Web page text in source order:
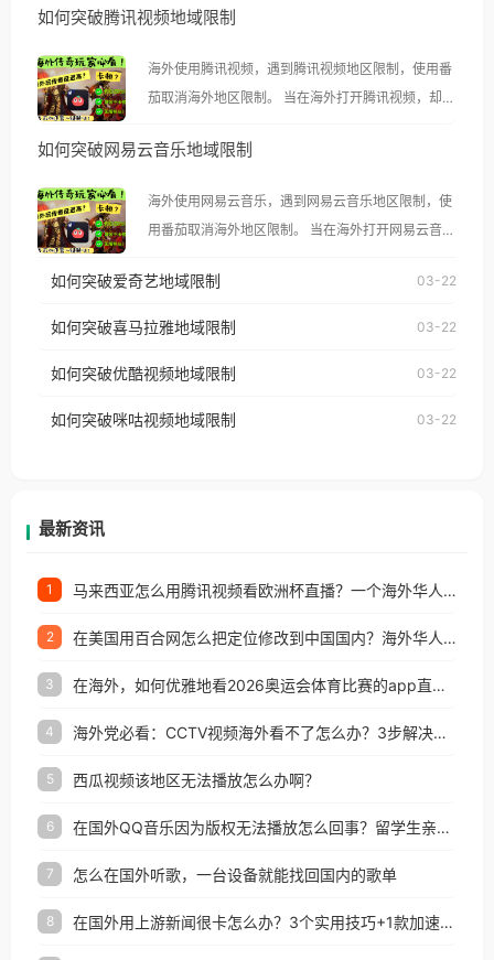
如何突破腾讯视频地域限制
海外使用腾讯视频，遇到腾讯视频地区限制，使用番
茄取消海外地区限制。 当在海外打开腾讯视频，却突
示语。 海外用户如香港、澳门、台湾、美国、加拿
像其他音乐平台一样，出现地区及版权限制问题，且
仅能在中国大陆地区播放。 遇到这个问题的朋友们，
使用番茄回国加速器，即可解决「海外用户收听腾讯
台湾、美国、加拿大、澳大利亚、欧洲等国家和地区
权限制所困扰。
如何突破网易云音乐地域限制
海外使用网易云音乐，遇到网易云音乐地区限制，使
用番茄取消海外地区限制。 当在海外打开网易云音
播放”的提示语。 海外用户如香港、澳门、台湾、美
国、加拿大、澳大利亚、欧洲等国家和地区时，网易
制问题，且仅能在中国大陆地区播放。 遇到这个问题
户收听网易云音乐地区版权限制」的问题，无论人在
如何突破爱奇艺地域限制 03-22
如何突破喜马拉雅地域限制 03-22
如何突破优酷视频地域限制 03-22
如何突破咪咕视频地域限制 03-22
最新资讯
1 马来西亚怎么用腾讯视频看欧洲杯直播？一个海外华人的真实困扰与破解
2 在美国用百合网怎么把定位修改到中国国内？海外华人必备的回国加速指南
3 在海外，如何优雅地看2026奥运会体育比赛的app直播？
4 海外党必看：CCTV视频海外看不了怎么办？3步解决地区限制+追剧自由
5 西瓜视频该地区无法播放怎么办啊？
6 在国外QQ音乐因为版权无法播放怎么回事？留学生亲测有效的解决办法
7 怎么在国外听歌，一台设备就能找回国内的歌单
8 在国外用上游新闻很卡怎么办？3个实用技巧+1款加速器解决海外看国内内容难题